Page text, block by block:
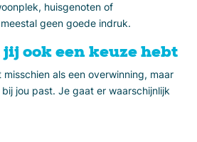
huisgenoten of
geen goede indruk.
ook een keuze hebt
als een overwinning, maar
jou past. Je gaat er waarschijnlijk